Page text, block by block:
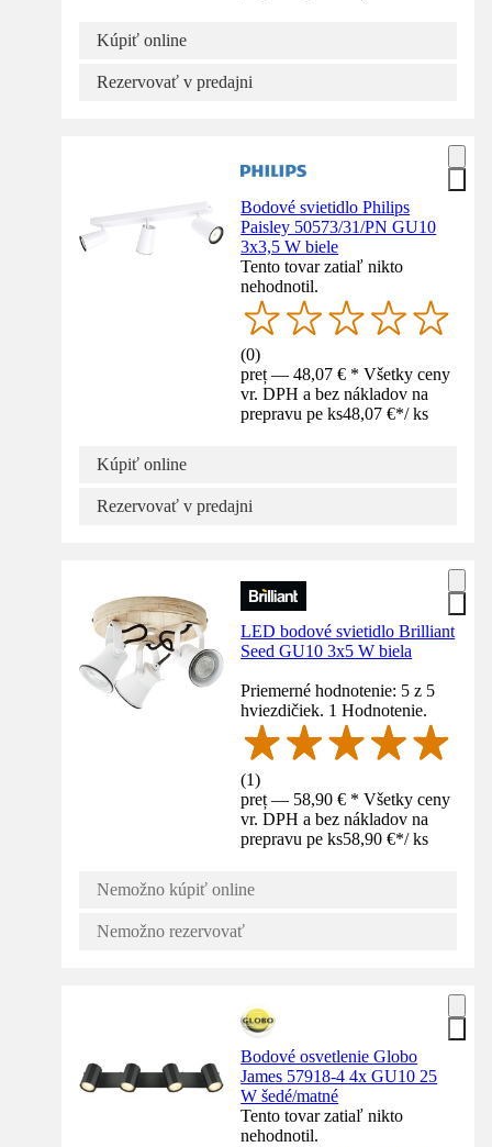
Kúpiť online
Rezervovať v predajni
Bodové svietidlo Philips
Paisley 50573/31/PN GU10
3x3,5 W biele
Tento tovar zatiaľ nikto
nehodnotil.
(0)
preț — 48,07 € * Všetky ceny
vr. DPH a bez nákladov na
prepravu pe ks48,07 €*/ ks
Kúpiť online
Rezervovať v predajni
LED bodové svietidlo Brilliant
Seed GU10 3x5 W biela
Priemerné hodnotenie: 5 z 5
hviezdičiek. 1 Hodnotenie.
(1)
preț — 58,90 € * Všetky ceny
vr. DPH a bez nákladov na
prepravu pe ks58,90 €*/ ks
Nemožno kúpiť online
Nemožno rezervovať
Bodové osvetlenie Globo
James 57918-4 4x GU10 25
W šedé/matné
Tento tovar zatiaľ nikto
nehodnotil.